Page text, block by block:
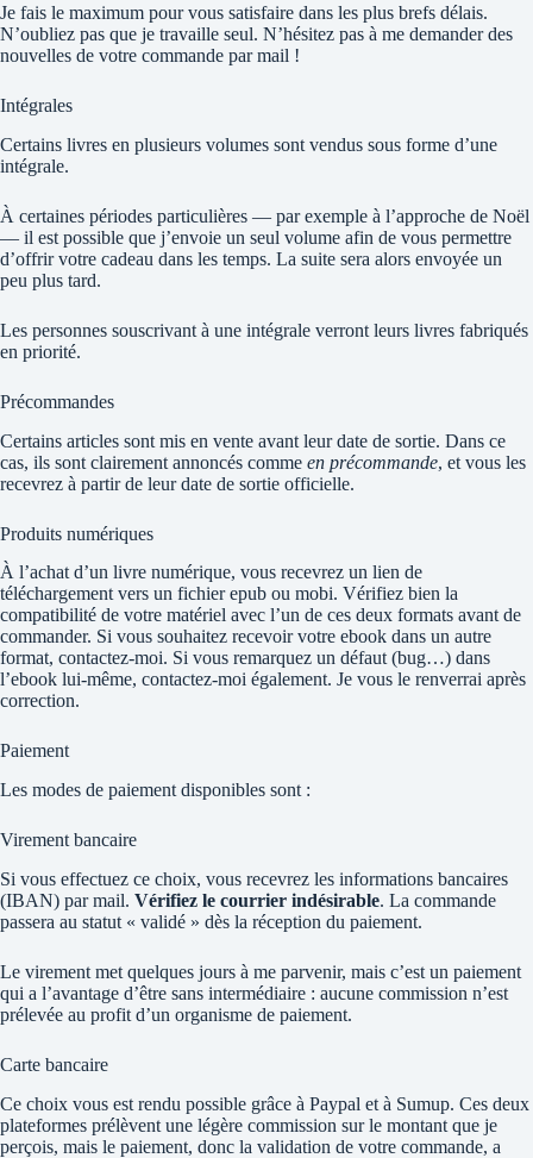
Je fais le maximum pour vous satisfaire dans les plus brefs délais.
N’oubliez pas que je travaille seul. N’hésitez pas à me demander des
nouvelles de votre commande par mail !
Intégrales
Certains livres en plusieurs volumes sont vendus sous forme d’une
intégrale.
À certaines périodes particulières — par exemple à l’approche de Noël
— il est possible que j’envoie un seul volume afin de vous permettre
d’offrir votre cadeau dans les temps. La suite sera alors envoyée un
peu plus tard.
Les personnes souscrivant à une intégrale verront leurs livres fabriqués
en priorité.
Précommandes
Certains articles sont mis en vente avant leur date de sortie. Dans ce
cas, ils sont clairement annoncés comme en précommande, et vous les
recevrez à partir de leur date de sortie officielle.
Produits numériques
À l’achat d’un livre numérique, vous recevrez un lien de
téléchargement vers un fichier epub ou mobi. Vérifiez bien la
compatibilité de votre matériel avec l’un de ces deux formats avant de
commander. Si vous souhaitez recevoir votre ebook dans un autre
format, contactez-moi. Si vous remarquez un défaut (bug…) dans
l’ebook lui-même, contactez-moi également. Je vous le renverrai après
correction.
Paiement
Les modes de paiement disponibles sont :
Virement bancaire
Si vous effectuez ce choix, vous recevrez les informations bancaires
(IBAN) par mail. Vérifiez le courrier indésirable. La commande
passera au statut « validé » dès la réception du paiement.
Le virement met quelques jours à me parvenir, mais c’est un paiement
qui a l’avantage d’être sans intermédiaire : aucune commission n’est
prélevée au profit d’un organisme de paiement.
Carte bancaire
Ce choix vous est rendu possible grâce à Paypal et à Sumup. Ces deux
plateformes prélèvent une légère commission sur le montant que je
perçois, mais le paiement, donc la validation de votre commande, a